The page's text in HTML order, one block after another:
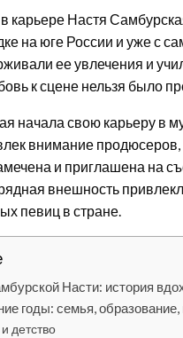
карьере Настя
на юге России и уже с
ее увлечения и
к сцене нельзя было
начала свою карьеру в
внимание
и приглашена на
внешность
певиц в стране.
Насти: история
годы: семья,
детство